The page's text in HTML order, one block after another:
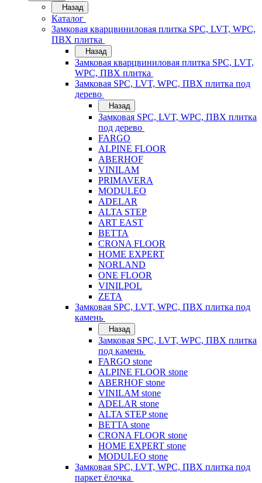
Назад
Каталог
Замковая кварцвиниловая плитка SPC, LVT, WPC,
ПВХ плитка
Назад
Замковая кварцвиниловая плитка SPC, LVT,
WPC, ПВХ плитка
Замковая SPC, LVT, WPC, ПВХ плитка под
дерево
Назад
Замковая SPC, LVT, WPC, ПВХ плитка
под дерево
FARGO
ALPINE FLOOR
ABERHOF
VINILAM
PRIMAVERA
MODULEO
ADELAR
ALTA STEP
ART EAST
BETTA
CRONA FLOOR
HOME EXPERT
NORLAND
ONE FLOOR
VINILPOL
ZETA
Замковая SPC, LVT, WPC, ПВХ плитка под
камень
Назад
Замковая SPC, LVT, WPC, ПВХ плитка
под камень
FARGO stone
ALPINE FLOOR stone
ABERHOF stone
VINILAM stone
ADELAR stone
ALTA STEP stone
BETTA stone
CRONA FLOOR stone
HOME EXPERT stone
MODULEO stone
Замковая SPC, LVT, WPC, ПВХ плитка под
паркет ёлочка